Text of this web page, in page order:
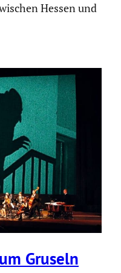
Hessen und
Gruseln